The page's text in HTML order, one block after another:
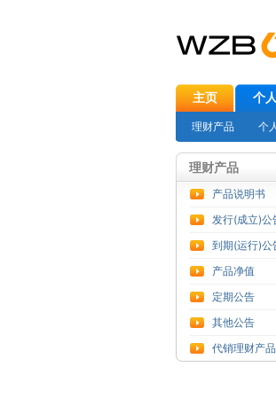
主页 个
理财产品 个
理财产品
产品说明书
发行(成立)公
到期(运行)公
产品净值
定期公告
其他公告
代销理财产品